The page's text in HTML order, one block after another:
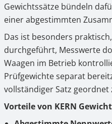
Gewichtssätze bündeln
einer abgestimmten
Das ist besonders
durchgeführt, Messwerte
Waagen im Betrieb
Prüfgewichte separat
vollständiger Satz geordnet
Vorteile von KERN